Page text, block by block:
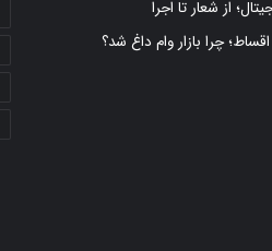
از شعار تا اجرا
اقساط؛ چرا بازار وام داغ شد؟